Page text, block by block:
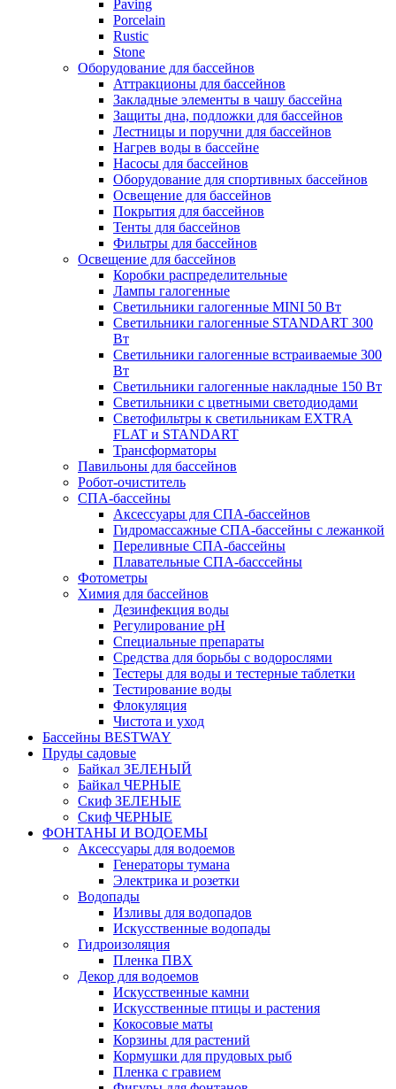
Paving
Porcelain
Rustic
Stone
Оборудование для бассейнов
Аттракционы для бассейнов
Закладные элементы в чашу бассейна
Защиты дна, подложки для бассейнов
Лестницы и поручни для бассейнов
Нагрев воды в бассейне
Насосы для бассейнов
Оборудование для спортивных бассейнов
Освещение для бассейнов
Покрытия для бассейнов
Тенты для бассейнов
Фильтры для бассейнов
Освещение для бассейнов
Коробки распределительные
Лампы галогенные
Светильники галогенные MINI 50 Вт
Светильники галогенные STANDART 300
Вт
Светильники галогенные встраиваемые 300
Вт
Светильники галогенные накладные 150 Вт
Светильники с цветными светодиодами
Светофильтры к светильникам EXTRA
FLAT и STANDART
Трансформаторы
Павильоны для бассейнов
Робот-очиститель
СПА-бассейны
Аксессуары для СПА-бассейнов
Гидромассажные СПА-бассейны с лежанкой
Переливные СПА-бассейны
Плавательные СПА-басссейны
Фотометры
Химия для бассейнов
Дезинфекция воды
Регулирование pH
Специальные препараты
Средства для борьбы с водорослями
Тестеры для воды и тестерные таблетки
Тестирование воды
Флокуляция
Чистота и уход
Бассейны BESTWAY
Пруды садовые
Байкал ЗЕЛЕНЫЙ
Байкал ЧЕРНЫЕ
Скиф ЗЕЛЕНЫЕ
Скиф ЧЕРНЫЕ
ФОНТАНЫ И ВОДОЕМЫ
Аксессуары для водоемов
Генераторы тумана
Электрика и розетки
Водопады
Изливы для водопадов
Искусственные водопады
Гидроизоляция
Пленка ПВХ
Декор для водоемов
Искусственные камни
Искусственные птицы и растения
Кокосовые маты
Корзины для растений
Кормушки для прудовых рыб
Пленка с гравием